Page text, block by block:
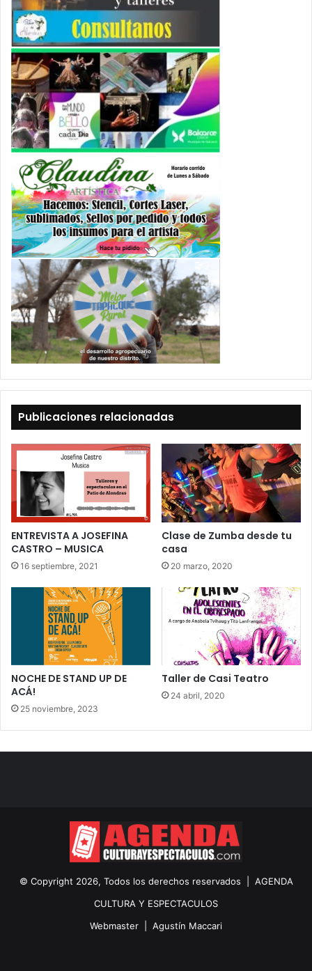
Publicaciones relacionadas
ENTREVISTA A JOSEFINA
CASTRO – MUSICA
16 septiembre, 2021
Clase de Zumba desde tu
casa
20 marzo, 2020
NOCHE DE STAND UP DE
ACÁ!
25 noviembre, 2023
Taller de Casi Teatro
24 abril, 2020
© Copyright 2026, Todos los derechos reservados | AGENDA
CULTURA Y ESPECTACULOS
Webmaster | Agustín Maccari